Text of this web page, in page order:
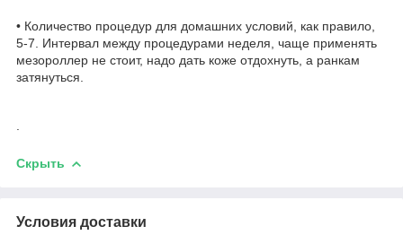
• Количество процедур для домашних условий, как правило,
5-7. Интервал между процедурами неделя, чаще применять
мезороллер не стоит, надо дать коже отдохнуть, а ранкам
затянуться.
Скрыть
Условия доставки